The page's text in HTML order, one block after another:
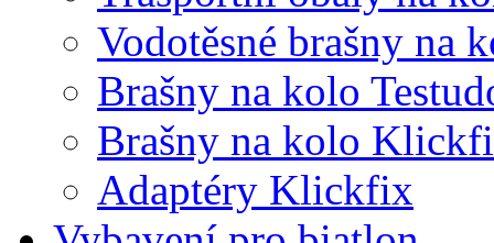
Vodotěsné brašny na
Brašny na kolo
Brašny na kolo
Adaptéry Klickfix